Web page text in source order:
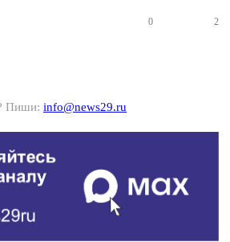
0 2
Пиши: info@news29.ru